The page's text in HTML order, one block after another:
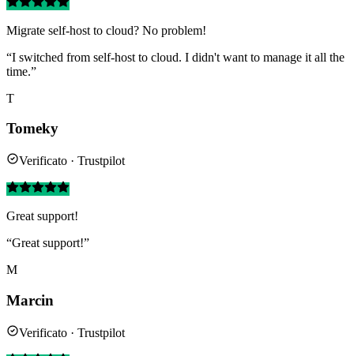
Migrate self-host to cloud? No problem!
“I switched from self-host to cloud. I didn't want to manage it all the
time.”
T
Tomeky
Verificato · Trustpilot
Great support!
“Great support!”
M
Marcin
Verificato · Trustpilot